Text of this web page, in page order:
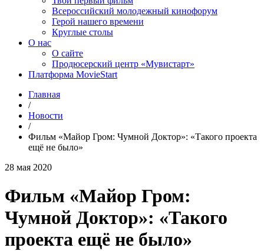
Всероссийский молодежный кинофорум
Герой нашего времени
Круглые столы
О нас
О сайте
Продюсерский центр «Мувистарт»
Платформа MovieStart
Главная
/
Новости
/
Фильм «Майор Гром: Чумной Доктор»: «Такого проекта
ещё не было»
28 мая 2020
Фильм «Майор Гром:
Чумной Доктор»: «Такого
проекта ещё не было»